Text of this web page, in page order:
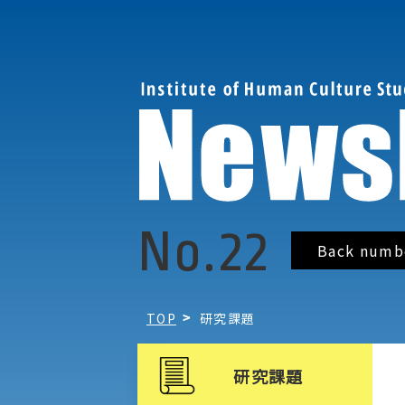
No.22 Back
TOP 研究課題
研究課題